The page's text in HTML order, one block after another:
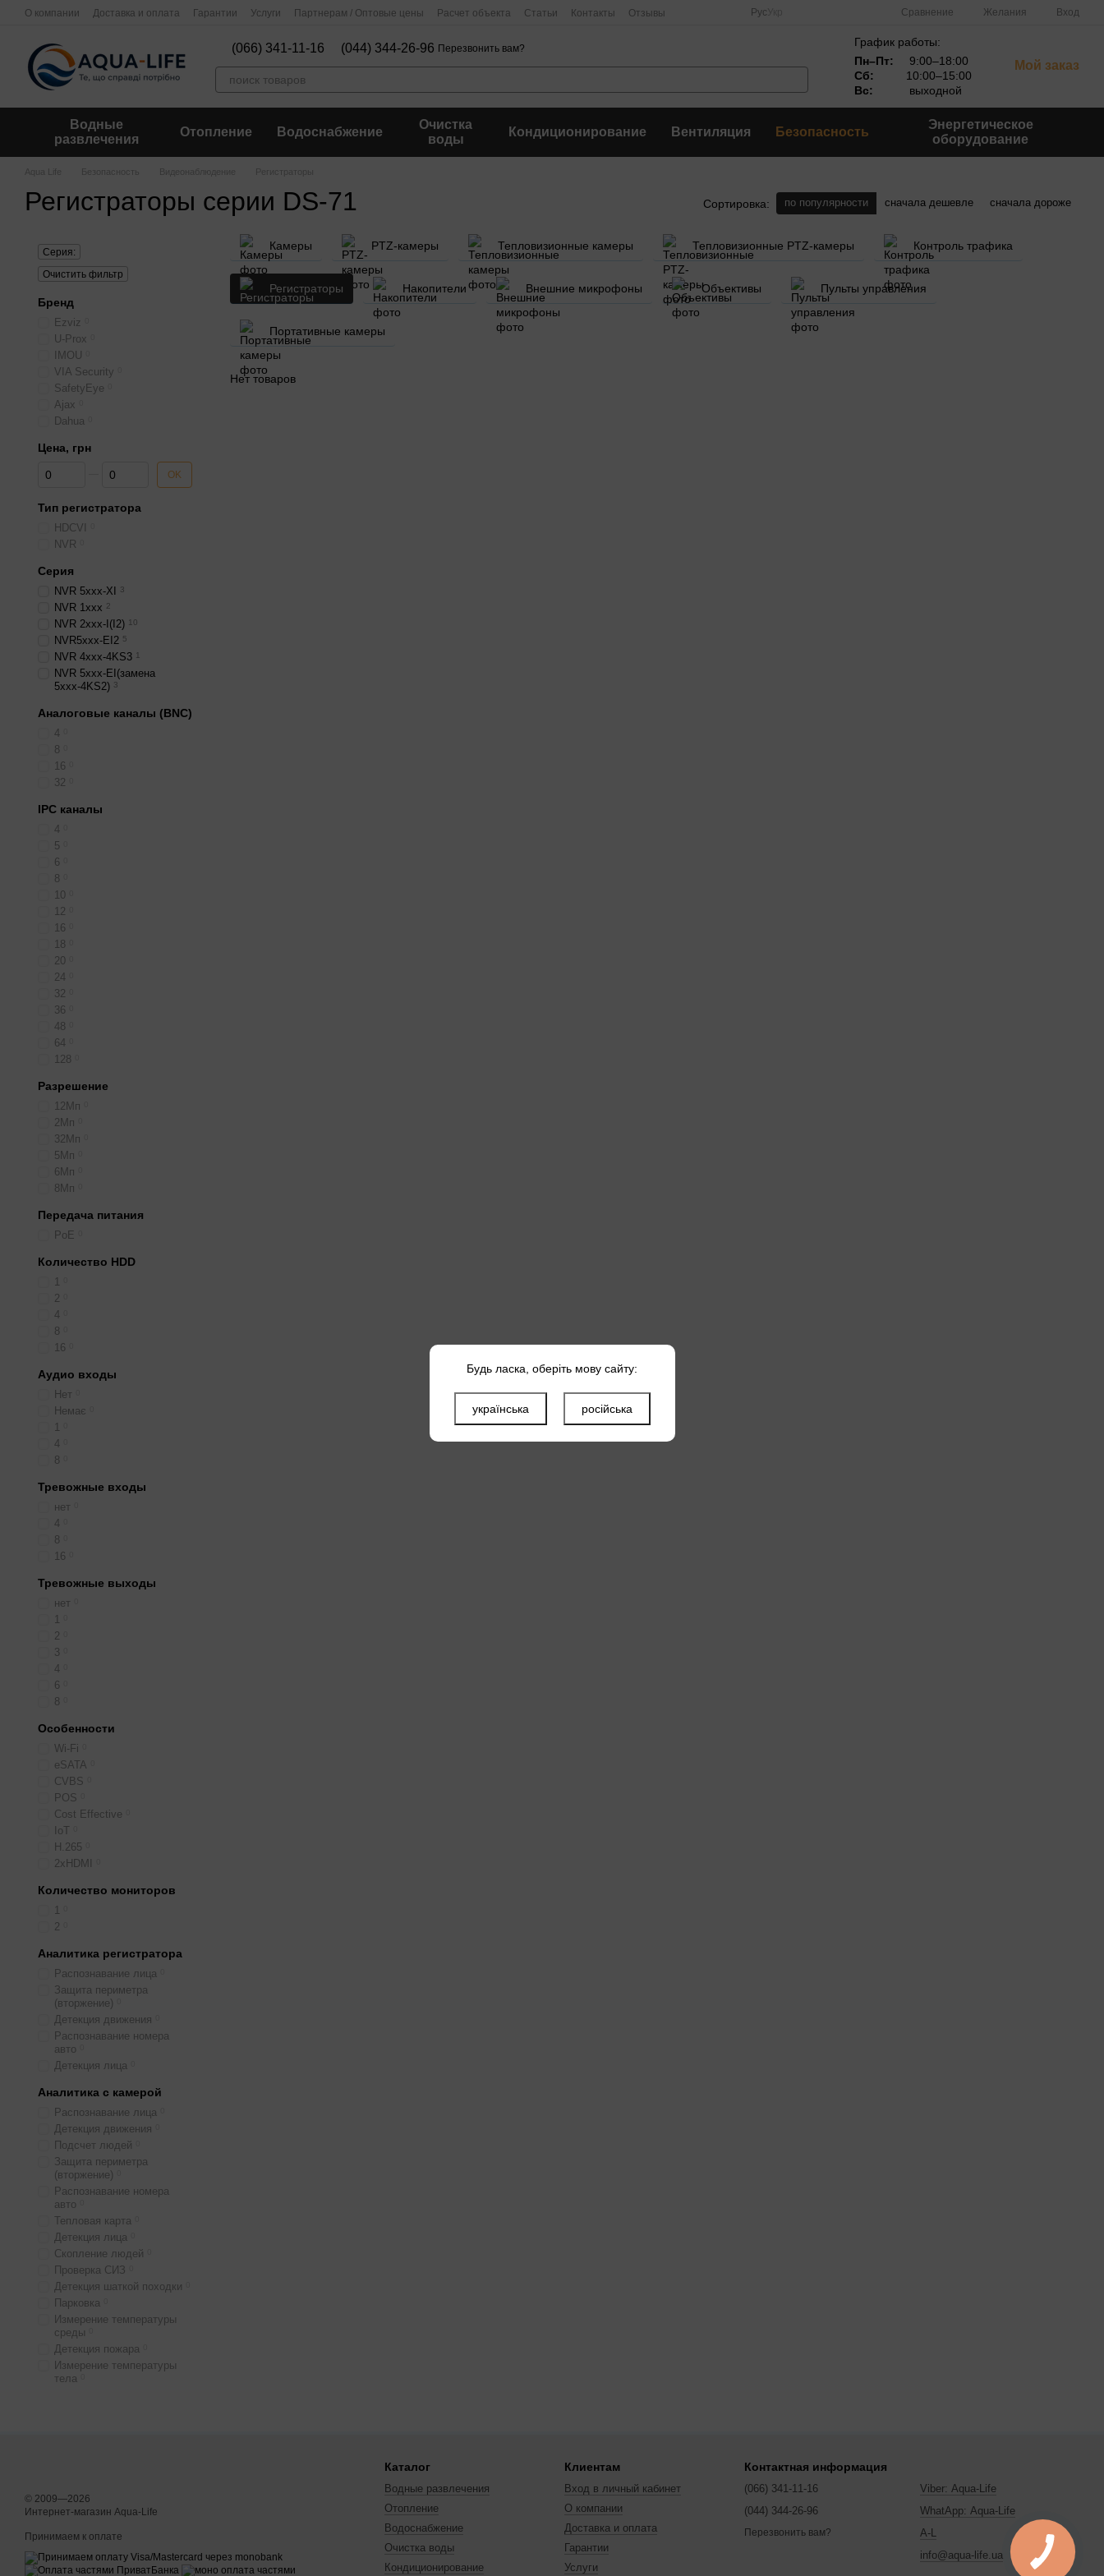
Перейти к основному контенту
О компании Доставка и оплата Гарантии Услуги Партнерам / Оптовые цены Расчет объекта Статьи Контакты Отзывы Рус Сравнение Желания Вход
(066) 341-11-16 (044) 344-26-96 Перезвонить вам?
График работы:
Пн–Пт:
9:00–18:00
Сб:
10:00–15:00
Вс:
выходной
Мой заказ
Водные
развлечения
Отопление Водоснабжение
Очистка
воды
Кондиционирование Вентиляция Безопасность
Энергетическое
оборудование
Aqua Life Безопасность Видеонаблюдение Регистраторы
Регистраторы серии DS-71 Сортировка: по популярности сначала дешевле сначала дороже
Камеры PTZ-камеры Тепловизионные камеры Тепловизионные PTZ-камеры Контроль трафика
Регистраторы Накопители Внешние микрофоны Объективы Пульты управления
Портативные камеры
Нет товаров
Серия:
Очистить фильтр
Бренд
Ezviz
U-Prox
IMOU
VIA Security
SafetyEye
Ajax
Dahua
Цена, грн
От Цена, грн
До Цена, грн OK
Тип регистратора
HDCVI
NVR
Серия
NVR 5xxx-XI 3
NVR 1xxx 2
NVR 2xxx-I(I2) 10
NVR5xxx-EI2 5
NVR 4xxx-4KS3 1
NVR 5xxx-EI(замена
5ххх-4KS2) 3
Аналоговые каналы (BNC)
4
8
16
32
IPC каналы
4
5
6
8
10
12
16
18
20
24
32
36
48
64
128
Разрешение
12Мп
2Мп
32Мп
5Мп
6Мп
8Мп
Передача питания
PoE
Количество HDD
1
2
4
8
16
Аудио входы
Нет
Немає
1
4
8
Тревожные входы
нет
4
8
16
Тревожные выходы
нет
1
2
3
4
6
8
Особенности
Wi-Fi
eSATA
CVBS
POS
Cost Effective
IoT
H.265
2хHDMI
Количество мониторов
1
2
Аналитика регистратора
Распознавание лица
Защита периметра
(вторжение)
Детекция движения
Распознавание номера
авто
Детекция лица
Аналитика с камерой
Распознавание лица
Детекция движения
Подсчет людей
Защита периметра
(вторжение)
Распознавание номера
авто
Тепловая карта
Детекция лица
Скопление людей
Проверка СИЗ
Детекция шаткой походки
Парковка
Измерение температуры
среды
Детекция пожара
Измерение температуры
тела
© 2009—2026
Интернет-магазин Aqua-Life
Принимаем к оплате
Каталог
Водные развлечения
Отопление
Водоснабжение
Очистка воды
Кондиционирование
Клиентам
Вход в личный кабинет
О компании
Доставка и оплата
Гарантии
Услуги
Контактная информация
(066) 341-11-16
(044) 344-26-96
Перезвонить вам?
Viber: Aqua-Life
WhatApp: Aqua-Life
A-L
info@aqua-life.ua
Будь ласка, оберіть мову сайту:
українська російська